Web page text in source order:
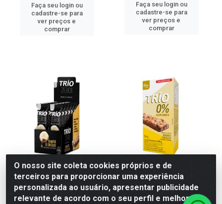
Faça seu login ou
cadastre-se para
ver preços e
comprar
Faça seu login ou
cadastre-se para
ver preços e
comprar
BARRA CEREAL TRIO ZERO
BANANA COM CHOCOLATE
12X18G
BARRA CEREAL TRIO ZERO
BANANA COM CHOCOLATE
3X18G
O nosso site coleta cookies próprios e de
terceiros para proporcionar uma experiência
personalizada ao usuário, apresentar publicidade
relevante de acordo com o seu perfil e melhorar a